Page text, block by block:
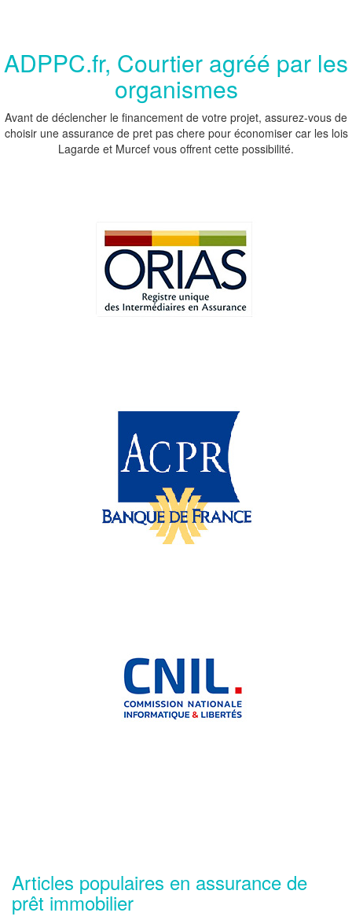
ADPPC.fr, Courtier agréé par les
organismes
Avant de déclencher le financement de votre projet, assurez-vous de
choisir une assurance de pret pas chere pour économiser car les lois
Lagarde et Murcef vous offrent cette possibilité.
Articles populaires en assurance de
prêt immobilier